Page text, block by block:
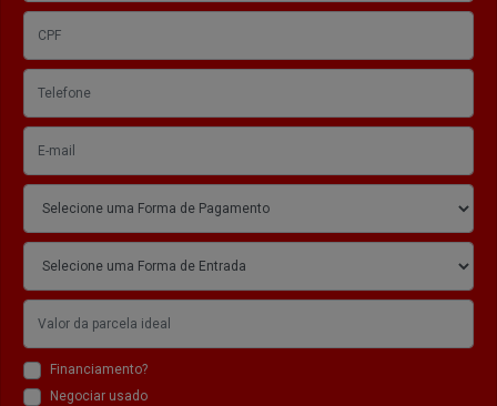
Financiamento?
Negociar usado